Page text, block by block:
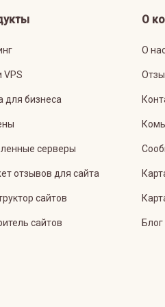
VPS
для бизнеса
серверы
отзывов для сайта
сайтов
сайтов
О
О
Блог